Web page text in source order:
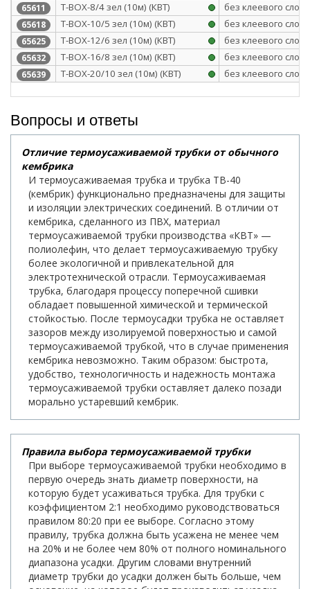
65611 Т-BOX-8/4 зел (10м) (КВТ) без клеевого слоя
65618 Т-BOX-10/5 зел (10м) (КВТ) без клеевого слоя
65625 Т-BOX-12/6 зел (10м) (КВТ) без клеевого слоя
65632 Т-BOX-16/8 зел (10м) (КВТ) без клеевого слоя
65639 Т-BOX-20/10 зел (10м) (КВТ) без клеевого слоя
Вопросы и ответы
Отличие термоусаживаемой трубки от обычного
кембрика
И термоусаживаемая трубка и трубка ТВ-40
(кембрик) функционально предназначены для защиты
и изоляции электрических соединений. В отличии от
кембрика, сделанного из ПВХ, материал
термоусаживаемой трубки производства «КВТ» —
полиолефин, что делает термоусаживаемую трубку
более экологичной и привлекательной для
электротехнической отрасли. Термоусаживаемая
трубка, благодаря процессу поперечной сшивки
обладает повышенной химической и термической
стойкостью. После термоусадки трубка не оставляет
зазоров между изолируемой поверхностью и самой
термоусаживаемой трубкой, что в случае применения
кембрика невозможно. Таким образом: быстрота,
удобство, технологичность и надежность монтажа
термоусаживаемой трубки оставляет далеко позади
морально устаревший кембрик.
Правила выбора термоусаживаемой трубки
При выборе термоусаживаемой трубки необходимо в
первую очередь знать диаметр поверхности, на
которую будет усаживаться трубка. Для трубки с
коэффициентом 2:1 необходимо руководствоваться
правилом 80:20 при ее выборе. Согласно этому
правилу, трубка должна быть усажена не менее чем
на 20% и не более чем 80% от полного номинального
диапазона усадки. Другим словами внутренний
диаметр трубки до усадки должен быть больше, чем